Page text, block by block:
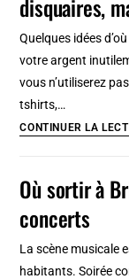
disquaires,
Quelques idées
votre argent
vous n’utiliserez
tshirts,…
CONTINUER LA
Où sortir à
concerts
La scène musicale
habitants. Soirée